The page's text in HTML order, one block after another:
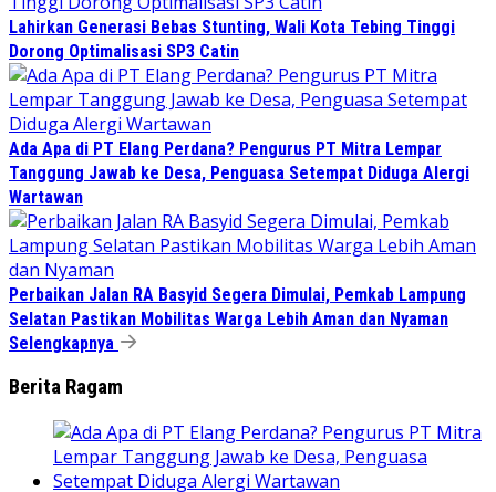
Lahirkan Generasi Bebas Stunting, Wali Kota Tebing Tinggi
Dorong Optimalisasi SP3 Catin
Ada Apa di PT Elang Perdana? Pengurus PT Mitra Lempar
Tanggung Jawab ke Desa, Penguasa Setempat Diduga Alergi
Wartawan
Perbaikan Jalan RA Basyid Segera Dimulai, Pemkab Lampung
Selatan Pastikan Mobilitas Warga Lebih Aman dan Nyaman
Selengkapnya
Berita Ragam